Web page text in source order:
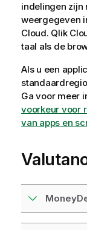
indelingen zijn
weergegeven
Cloud. Qlik
taal als de
Als u een
Ga voor meer
voorkeur voor
van apps en